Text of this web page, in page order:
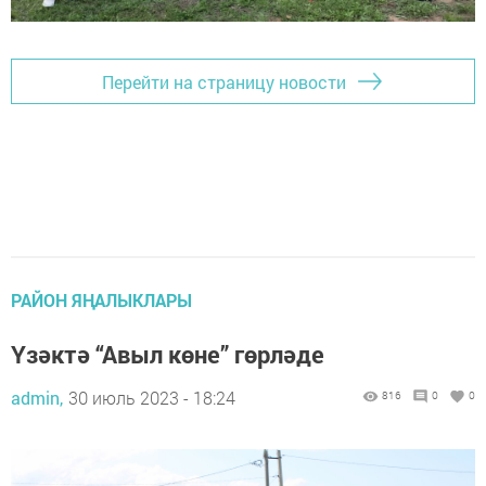
Перейти на страницу новости
РАЙОН ЯҢАЛЫКЛАРЫ
Үзәктә “Авыл көне” гөрләде
admin, 30 июль 2023 - 18:24 816 0 0